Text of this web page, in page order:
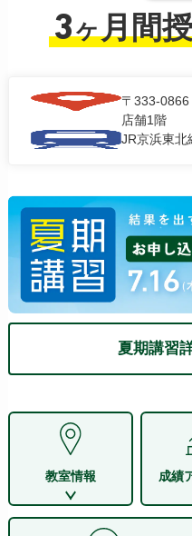
3ヶ月間
〒333-0866
店舗1階
JR京浜東北
夏期講習
教室情報 成績